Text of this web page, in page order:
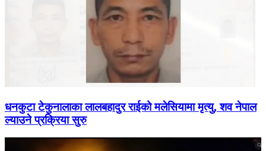
धनकुटा टेकुनालाका लालबहादुर राईको मलेसियामा मृत्यु, शव नेपाल
ल्याउने प्रक्रिया सुरु